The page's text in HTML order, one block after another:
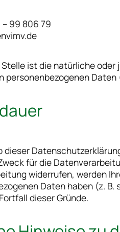
– 99 806 79
ist die natürliche oder
personenbezogenen
dieser
für die
widerrufen, werden
Daten haben (z.
dieser Gründe.